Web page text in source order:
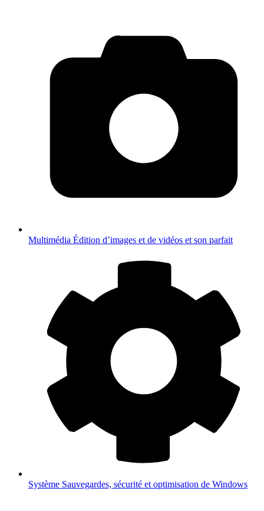
Multimédia Édition d’images et de vidéos et son parfait
Système Sauvegardes, sécurité et optimisation de Windows